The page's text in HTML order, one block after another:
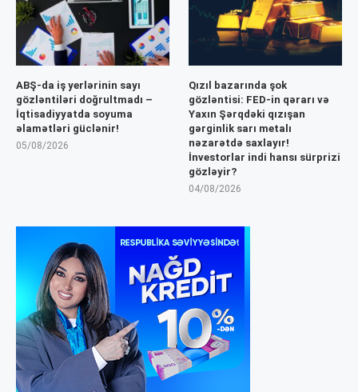
ABŞ-da iş yerlərinin sayı
gözləntiləri doğrultmadı –
İqtisadiyyatda soyuma
əlamətləri güclənir!
05/08/2026
Qızıl bazarında şok
gözləntisi: FED-in qərarı və
Yaxın Şərqdəki qızışan
gərginlik sarı metalı
nəzarətdə saxlayır!
İnvestorlar indi hansı sürprizi
gözləyir?
04/08/2026